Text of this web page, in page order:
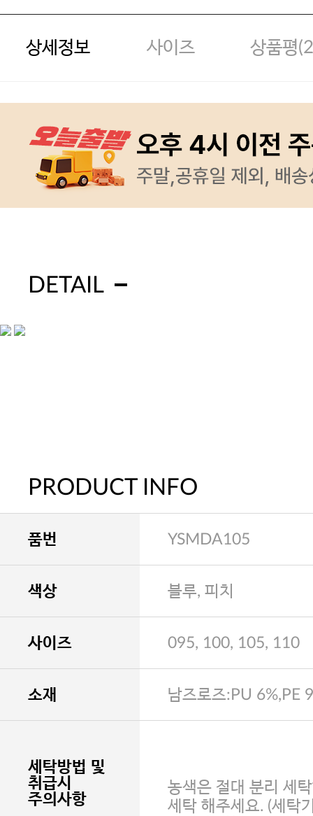
상세정보 사이즈 상품평(2
DETAIL
PRODUCT INFO
품번 YSMDA105
색상 블루, 피치
사이즈 095, 100, 105, 110
소재 남즈로즈:PU 6%,PE
세탁방법 및
취급시
주의사항
농색은 절대 분리 세
세탁 해주세요. (세탁